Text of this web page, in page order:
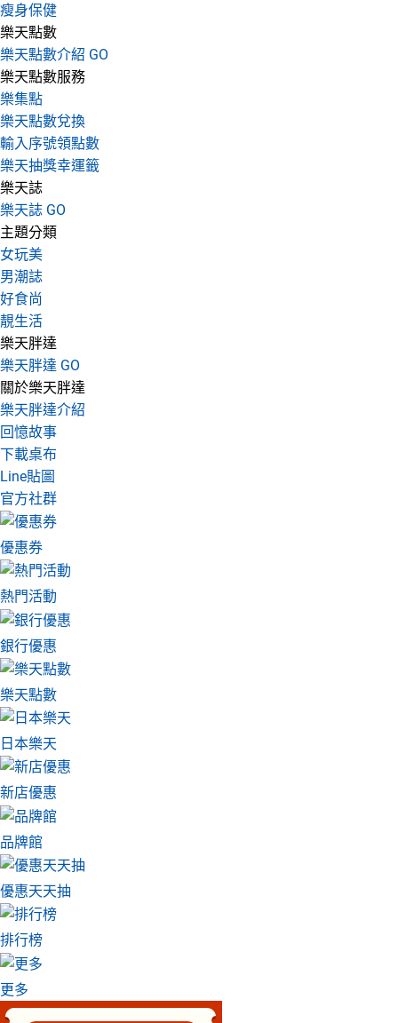
瘦身保健
樂天點數
樂天點數介紹 GO
樂天點數服務
樂集點
樂天點數兌換
輸入序號領點數
樂天抽獎幸運籤
樂天誌
樂天誌 GO
主題分類
女玩美
男潮誌
好食尚
靚生活
樂天胖達
樂天胖達 GO
關於樂天胖達
樂天胖達介紹
回憶故事
下載桌布
Line貼圖
官方社群
優惠券
熱門活動
銀行優惠
樂天點數
日本樂天
新店優惠
品牌館
優惠天天抽
排行榜
更多